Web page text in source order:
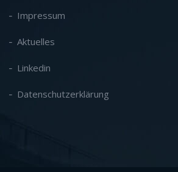
Impressum
Aktuelles
Linkedin
Datenschutzerklärung